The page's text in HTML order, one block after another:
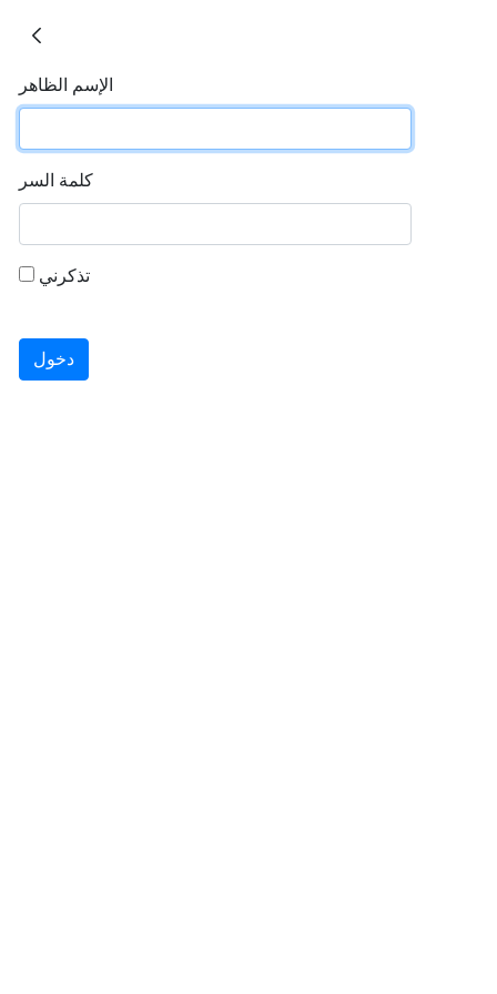
الإسم الظاهر
كلمة السر
تذكرني
دخول